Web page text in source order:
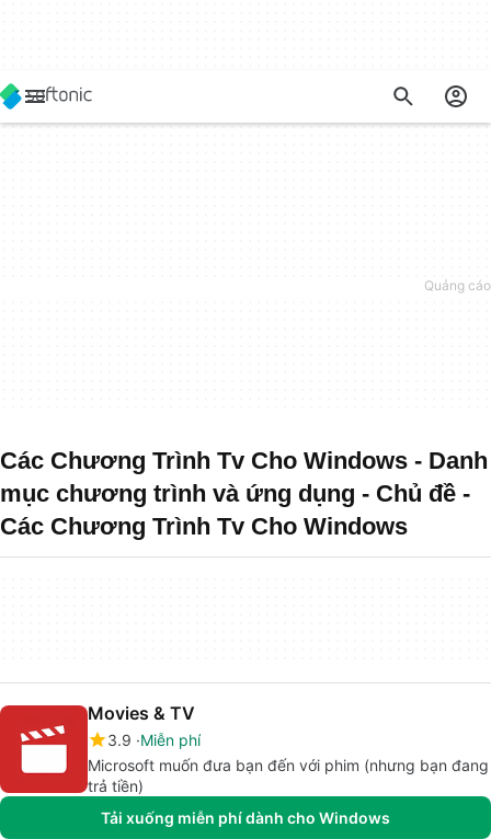
Các Chương Trình Tv Cho Windows - Danh
mục chương trình và ứng dụng - Chủ đề -
Các Chương Trình Tv Cho Windows
Movies & TV
3.9 Miễn phí
Microsoft muốn đưa bạn đến với phim (nhưng bạn đang
trả tiền)
Tải xuống miễn phí dành cho Windows